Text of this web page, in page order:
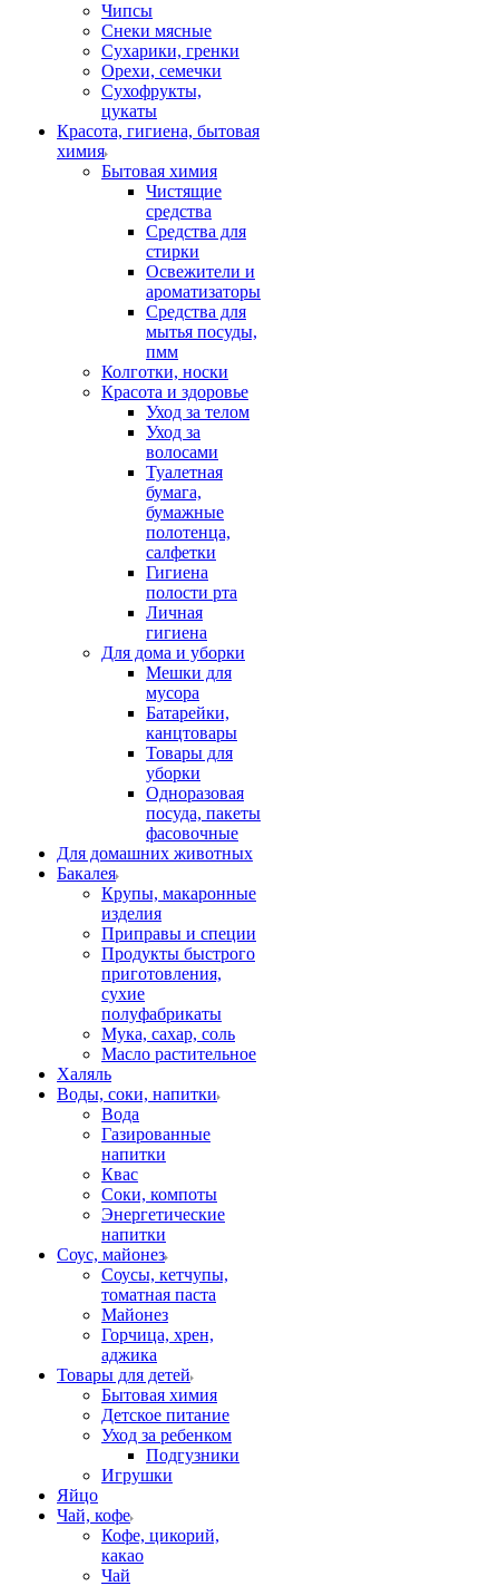
Чипсы
Снеки мясные
Сухарики, гренки
Орехи, семечки
Сухофрукты,
цукаты
Красота, гигиена, бытовая
химия
Бытовая химия
Чистящие
средства
Средства для
стирки
Освежители и
ароматизаторы
Средства для
мытья посуды,
пмм
Колготки, носки
Красота и здоровье
Уход за телом
Уход за
волосами
Туалетная
бумага,
бумажные
полотенца,
салфетки
Гигиена
полости рта
Личная
гигиена
Для дома и уборки
Мешки для
мусора
Батарейки,
канцтовары
Товары для
уборки
Одноразовая
посуда, пакеты
фасовочные
Для домашних животных
Бакалея
Крупы, макаронные
изделия
Приправы и специи
Продукты быстрого
приготовления,
сухие
полуфабрикаты
Мука, сахар, соль
Масло растительное
Халяль
Воды, соки, напитки
Вода
Газированные
напитки
Квас
Соки, компоты
Энергетические
напитки
Соус, майонез
Соусы, кетчупы,
томатная паста
Майонез
Горчица, хрен,
аджика
Товары для детей
Бытовая химия
Детское питание
Уход за ребенком
Подгузники
Игрушки
Яйцо
Чай, кофе
Кофе, цикорий,
какао
Чай